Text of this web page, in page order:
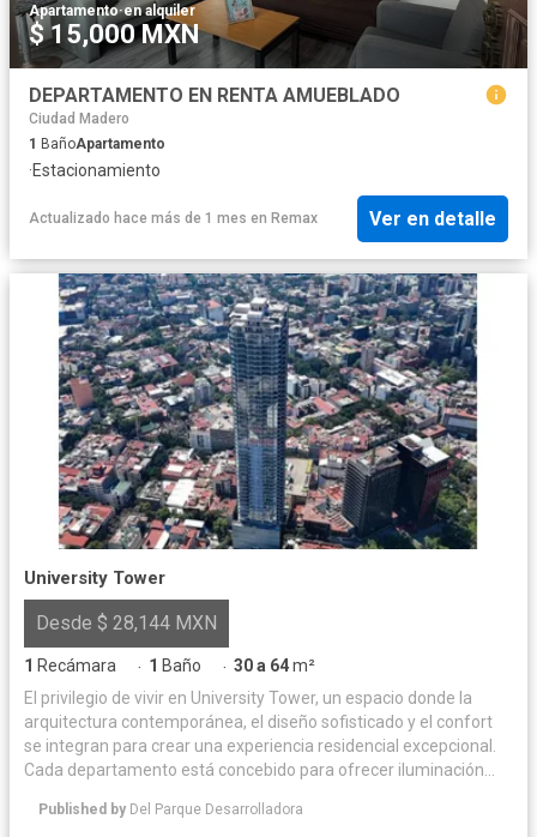
Apartamento·en alquiler
$ 15,000 MXN
DEPARTAMENTO EN RENTA AMUEBLADO
Ciudad Madero
1 BañoApartamento
·Estacionamiento
Actualizado hace más de 1 mes en Remax Ver en detalle
University Tower
Desde $ 28,144 MXN
1 Recámara · 1 Baño · 30 a 64m²
El privilegio de vivir en University Tower, un espacio donde la
arquitectura contemporánea, el diseño sofisticado y el confort
se integran para crear una experiencia residencial excepcional.
Cada departamento está concebido para ofrecer iluminación
perfecto entre elegancia y funcionalidad. Las amenidades han
Published by Del Parque Desarrolladora